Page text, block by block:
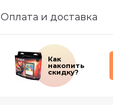
Оплата и доставка
Как
накопить
скидку?